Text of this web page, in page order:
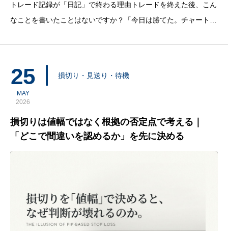
トレード記録が「日記」で終わる理由トレードを終えた後、こん
なことを書いたことはないですか？「今日は勝てた。チャートの
なく、感情の記述です。書いた直後
25
MAY
2026
損切り・見送り・待機
損切りは値幅ではなく根拠の否定点で考える｜
「どこで間違いを認めるか」を先に決める